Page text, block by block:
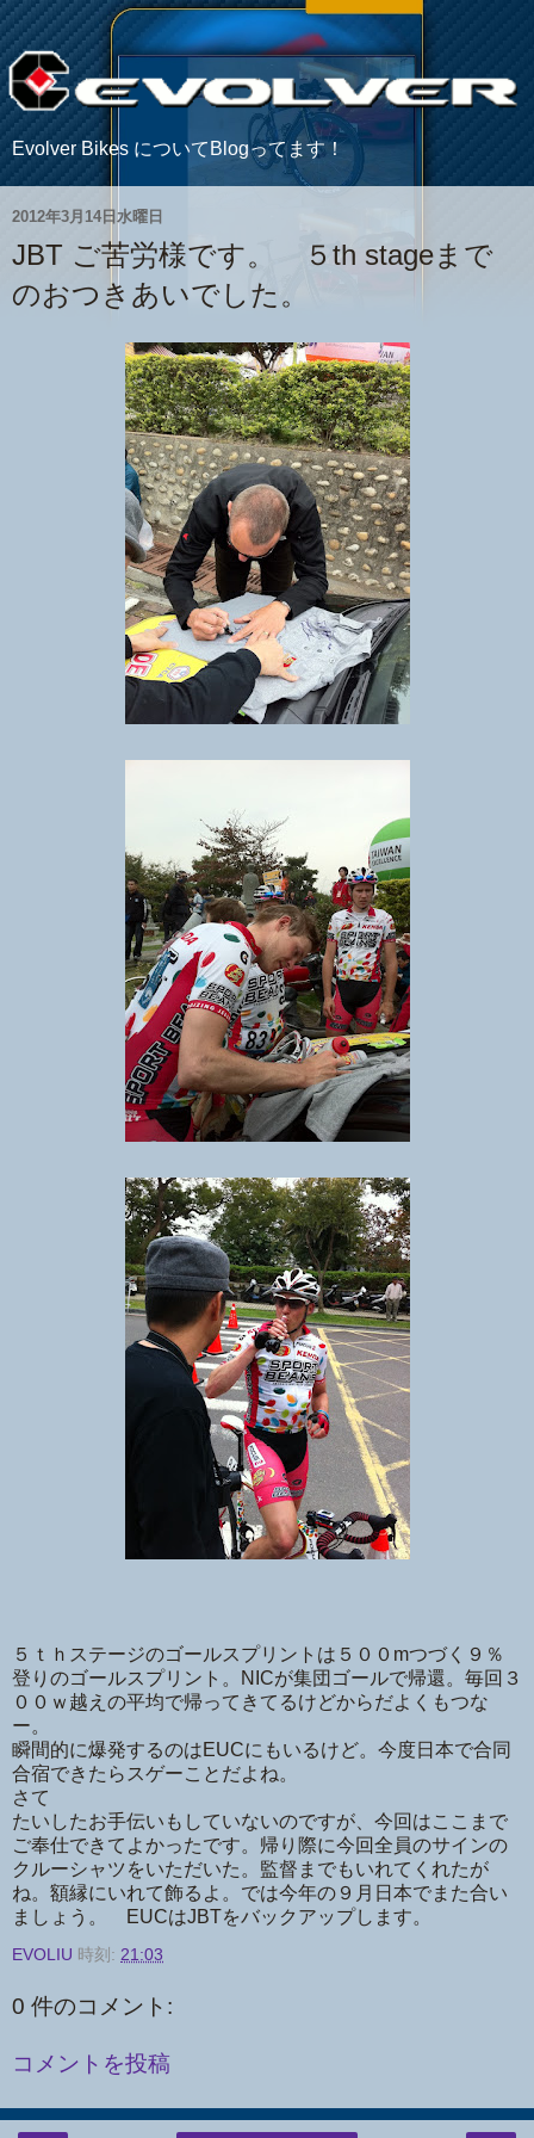
Evolver Bikes についてBlogってます！
2012年3月14日水曜日
JBT ご苦労様です。 ５th stageまで
のおつきあいでした。
５ｔｈステージのゴールスプリントは５００mつづく９％
登りのゴールスプリント。NICが集団ゴールで帰還。毎回３
００ｗ越えの平均で帰ってきてるけどからだよくもつな
ー。
瞬間的に爆発するのはEUCにもいるけど。今度日本で合同
合宿できたらスゲーことだよね。
さて
たいしたお手伝いもしていないのですが、今回はここまで
ご奉仕できてよかったです。帰り際に今回全員のサインの
クルーシャツをいただいた。監督までもいれてくれたが
ね。額縁にいれて飾るよ。では今年の９月日本でまた合い
ましょう。 EUCはJBTをバックアップします。
EVOLIU 時刻: 21:03
0 件のコメント:
コメントを投稿